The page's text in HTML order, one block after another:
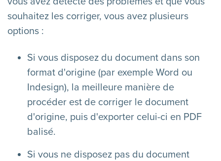
souhaitez les corriger, vous avez plusieurs
options :
Si vous disposez du document dans son
format d'origine (par exemple Word ou
Indesign), la meilleure manière de
procéder est de corriger le document
d'origine, puis d'exporter celui-ci en PDF
balisé.
Si vous ne disposez pas du document